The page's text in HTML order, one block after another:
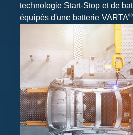
technologie Start-Stop et de
équipés d'une batterie VARTA®